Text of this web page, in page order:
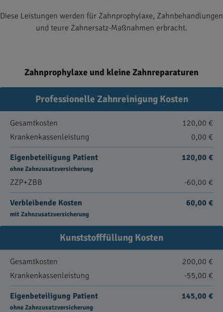
Diese Leistungen werden für Zahnprophylaxe, Zahnbehandlungen
und teure Zahnersatz-Maßnahmen erbracht.
Zahnprophylaxe und kleine Zahnreparaturen
Professionelle Zahnreinigung Kosten
Gesamtkosten
120,00 €
Krankenkassenleistung
0,00 €
Eigenbeteiligung Patient
ohne Zahnzusatzversicherung
120,00 €
ZZP+ZBB -60,00 €
Verbleibende Kosten
mit Zahnzusatzversicherung
60,00 €
Kunststofffüllung Kosten
Gesamtkosten
200,00 €
Krankenkassenleistung
-55,00 €
Eigenbeteiligung Patient
ohne Zahnzusatzversicherung
145,00 €